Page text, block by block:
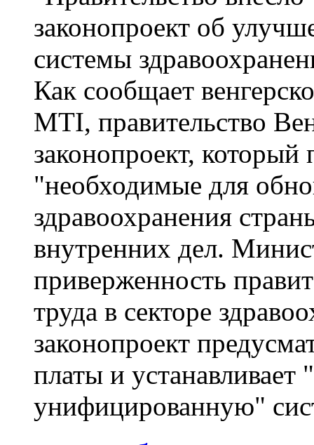
Как сообщает
MTI, правительство
законопроект,
"необходимые для
здравоохранения
внутренних дел.
приверженность
труда в секторе
законопроект
платы и
унифицированную"